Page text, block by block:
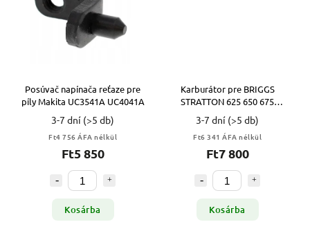
Posúvač napínača reťaze pre
píly Makita UC3541A UC4041A
3-7 dní (>5 db)
Ft4 756 ÁFA nélkül
Ft5 850
Kosárba
Karburátor pre BRIGGS
STRATTON 625 650 675
QUANTUM VYPR
3-7 dní (>5 db)
Ft6 341 ÁFA nélkül
Ft7 800
Kosárba